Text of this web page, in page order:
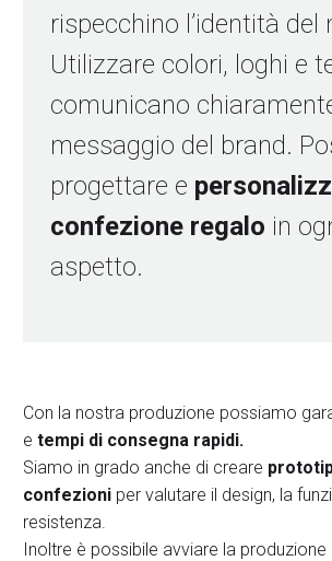
rispecchino l’identità del
Utilizzare colori, loghi e
comunicano
messaggio del brand.
progettare e
confezione regalo in
aspetto.
Con la nostra produzione possiamo
e tempi di consegna rapidi.
Siamo in grado anche di creare
confezioni per valutare il design, la
resistenza.
Inoltre è possibile avviare la produzione